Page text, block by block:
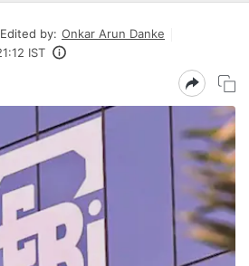
Edited by: Onkar Arun Danke
IST